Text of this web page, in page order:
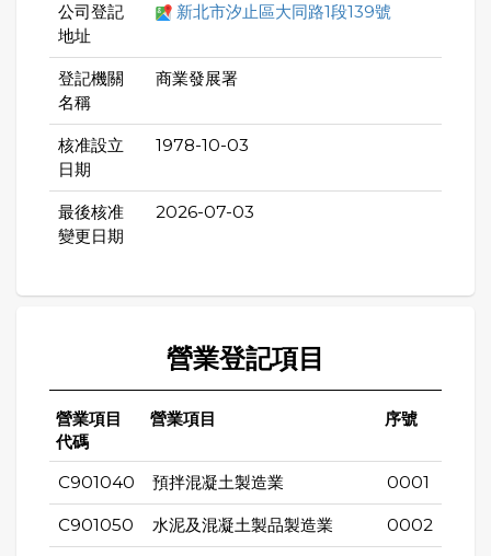
公司登記
地址
新北市汐止區大同路1段139號
登記機關
名稱
商業發展署
核准設立
日期
1978-10-03
最後核准
變更日期
2026-07-03
營業登記項目
營業項目
代碼
營業項目 序號
C901040 預拌混凝土製造業 0001
C901050 水泥及混凝土製品製造業 0002